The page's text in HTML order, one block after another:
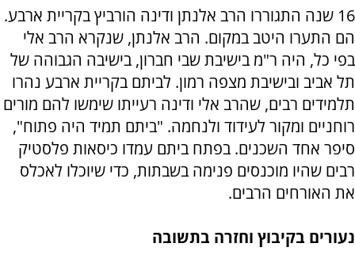
16 שנה התגוררו הרב אלנתן ודינה הורביץ בקריית ארבע.
הם התערו היטב במקום. הרב אלנתן, שנקרא הרב אלי
בפי כל, היה ר"מ בישיבת שבי חברון, בישיבה הגבוהה של
תל אביב ובישיבת מצפה רמון. לביתם בקריית ארבע נהרו
תלמידים רבים, שהרב אלי ודינה רעייתו שימשו להם מורים
רוחניים ומקור לעידוד ולנחמה. "ביתם תמיד היה פתוח",
סיפר אחד השכנים. בפתח ביתם עמדו כיסאות פלסטיק
רבים שהיו מוכנסים פנימה בשבתות, כדי שיוכלו לאכלס
את האורחים הרבים.
נעורים בקיבוץ וחזרה בתשובה